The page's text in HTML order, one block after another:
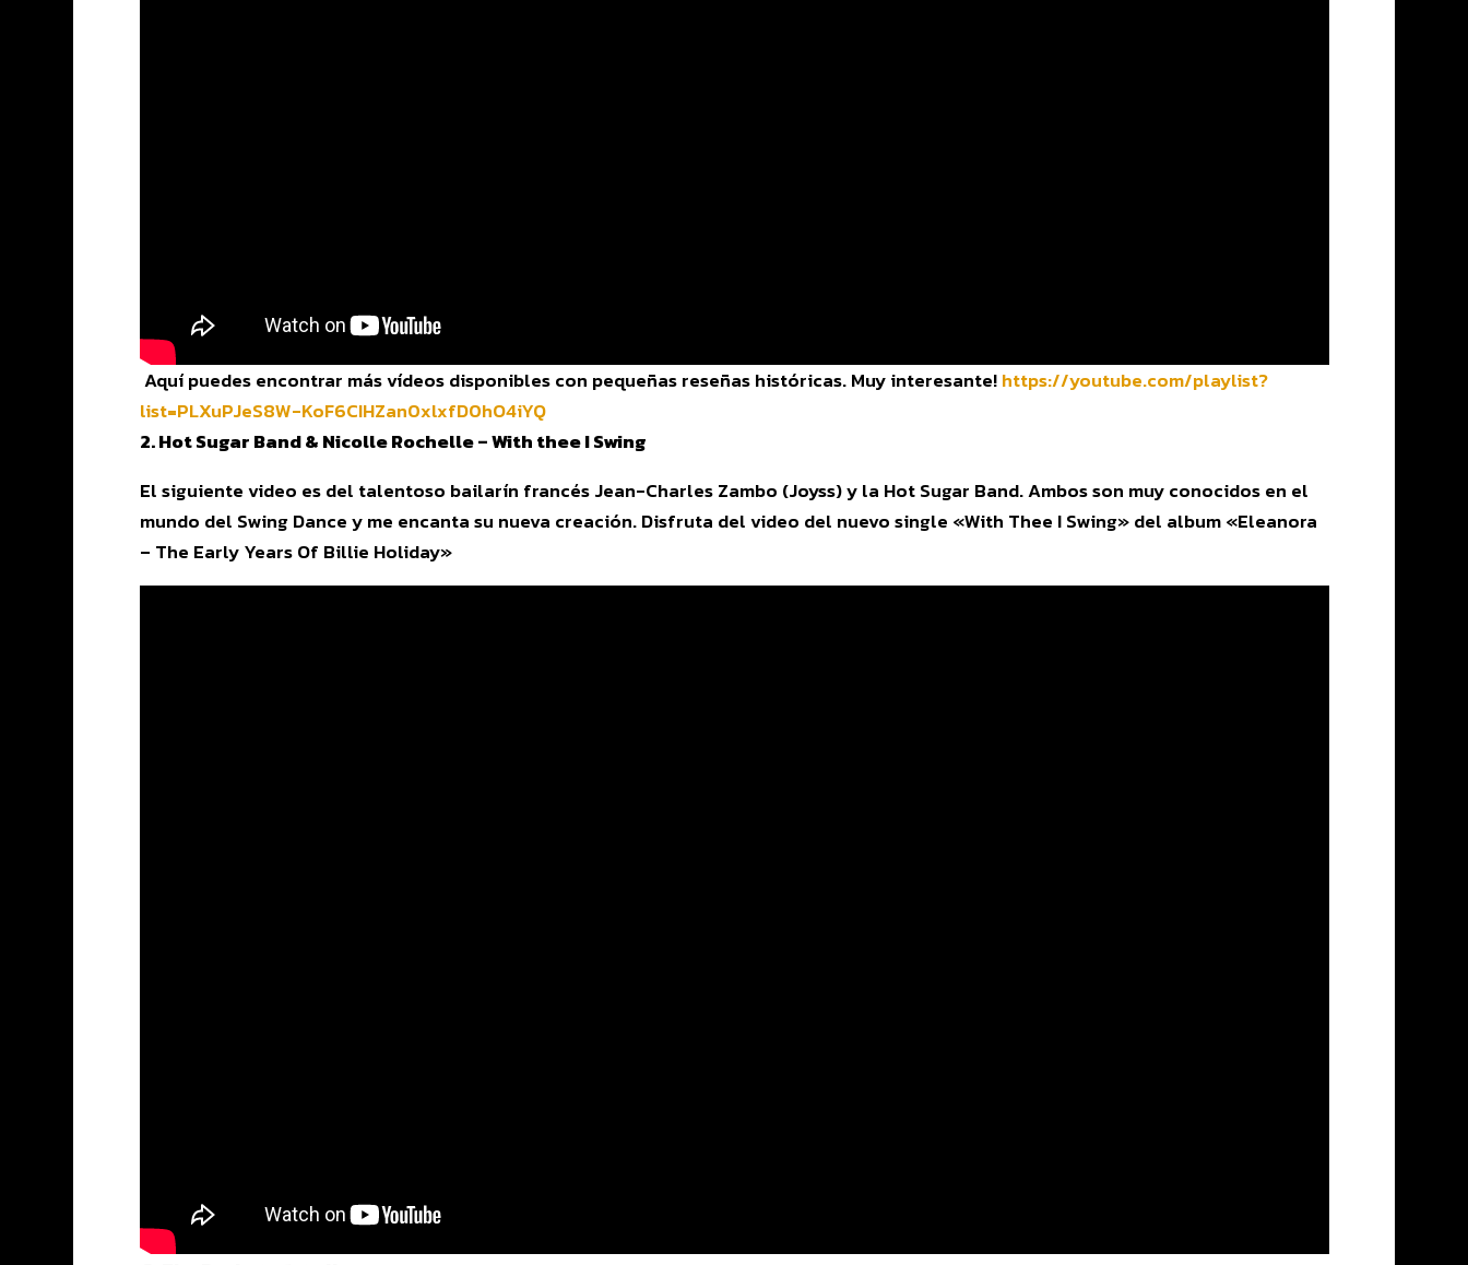
Aquí puedes encontrar más vídeos disponibles con pequeñas reseñas históricas. Muy interesante!https://youtube.com/playlist?
list=PLXuPJeS8W-KoF6CIHZan0xlxfD0hO4iYQ
2. Hot Sugar Band & Nicolle Rochelle – With thee I Swing
El siguiente video es del talentoso bailarín francés Jean-Charles Zambo (Joyss) y la Hot Sugar Band. Ambos son muy conocidos en el
mundo del Swing Dance y me encanta su nueva creación. Disfruta del video del nuevo single «With Thee I Swing» del album «Eleanora
– The Early Years Of Billie Holiday»